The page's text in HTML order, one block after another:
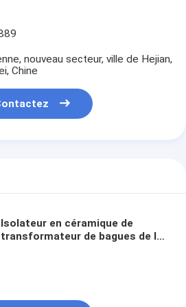
nouveau secteur, ville de Hejian,
Chine
Isolateur en céramique de
transformateur de bagues de la